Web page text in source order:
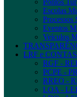
Pontos
Escolas
Processos
Eventos
Veículos
LRF e
RGF -
PCPE -
RREO -
LOA -